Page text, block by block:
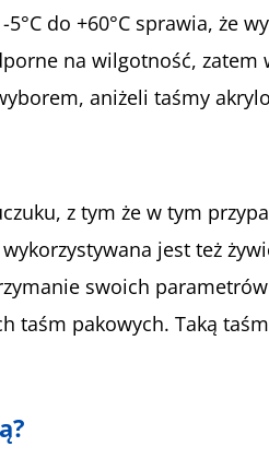
do +60°C sprawia, że
na wilgotność,
aniżeli taśmy
z tym że w tym
jest też
swoich
taśm pakowych. Taką